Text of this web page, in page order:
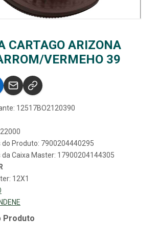
CARTAGO ARIZONA
VERMEHO 39
12517BO2120390
do Produto: 7900204440295
da Caixa Master: 17900204144305
12X1
Produto